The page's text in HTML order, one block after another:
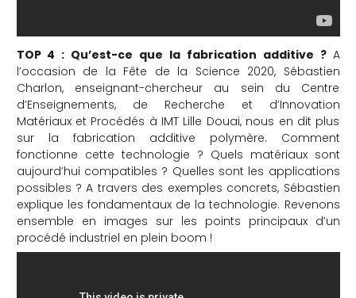
TOP 4 : Qu’est-ce que la fabrication additive ? A
l’occasion de la Fête de la Science 2020, Sébastien
Charlon, enseignant-chercheur au sein du Centre
d’Enseignements, de Recherche et d’Innovation
Matériaux et Procédés à IMT Lille Douai, nous en dit plus
sur la fabrication additive polymère. Comment
fonctionne cette technologie ? Quels matériaux sont
aujourd’hui compatibles ? Quelles sont les applications
possibles ? A travers des exemples concrets, Sébastien
explique les fondamentaux de la technologie. Revenons
ensemble en images sur les points principaux d’un
procédé industriel en plein boom !